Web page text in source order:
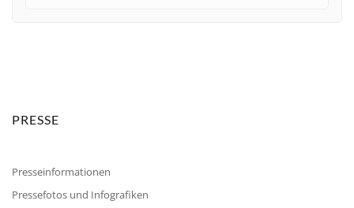
PRESSE
Presseinformationen
Pressefotos und Infografiken